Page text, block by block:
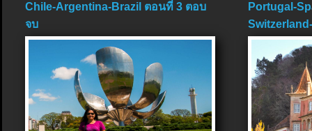
Chile-Argentina-Brazil ตอนที่ 3 ตอบ
จบ
Portugal-